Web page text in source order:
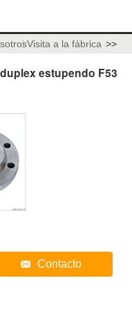
Visita a la fábrica >>
estupendo F53
Contacto